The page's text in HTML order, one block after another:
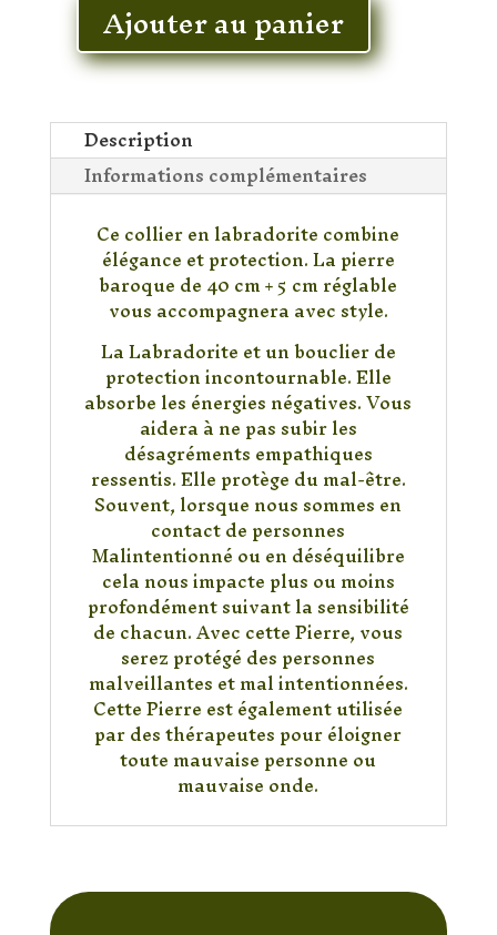
quantité
Collier
Baroque
Ajouter au panier
Description
Informations complémentaires
Ce collier en labradorite combine
élégance et protection. La pierre
baroque de 40 cm + 5 cm réglable
vous accompagnera avec style.
La Labradorite et un bouclier de
protection incontournable. Elle
absorbe les énergies négatives. Vous
aidera à ne pas subir les
désagréments empathiques
ressentis. Elle protège du mal-être.
Souvent, lorsque nous sommes en
contact de personnes
Malintentionné ou en déséquilibre
cela nous impacte plus ou moins
profondément suivant la sensibilité
de chacun. Avec cette Pierre, vous
serez protégé des personnes
malveillantes et mal intentionnées.
Cette Pierre est également utilisée
par des thérapeutes pour éloigner
toute mauvaise personne ou
mauvaise onde.